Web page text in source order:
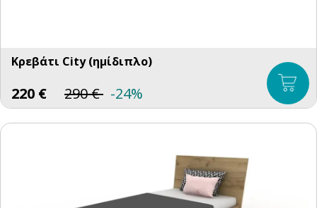
Κρεβάτι City (ημίδιπλο)
220 € 290€ -24%